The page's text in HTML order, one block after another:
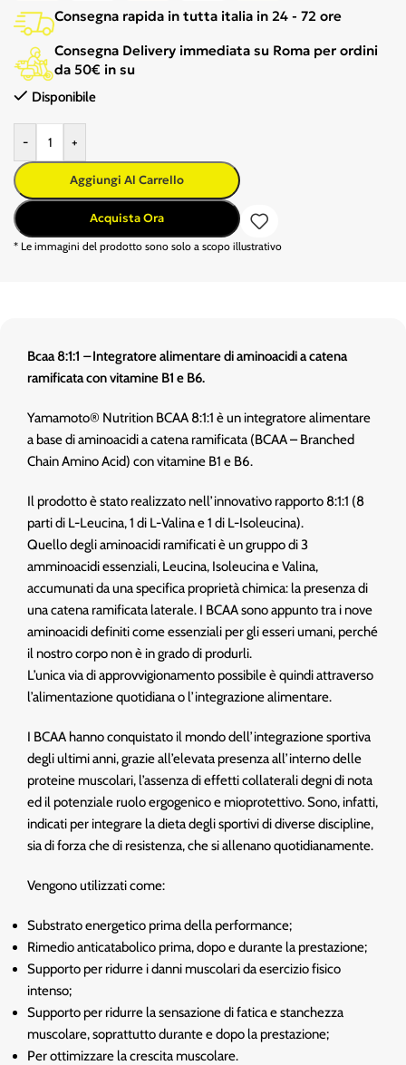
Consegna rapida in tutta italia in 24 - 72 ore
Consegna Delivery immediata su Roma per ordini
da 50€ in su
Disponibile
- +
Aggiungi Al Carrello
Acquista Ora
* Le immagini del prodotto sono solo a scopo illustrativo
Bcaa 8:1:1 –Integratore alimentare di aminoacidi a catena
ramificata con vitamine B1 e B6.
Yamamoto® Nutrition BCAA 8:1:1 è un integratore alimentare
a base di aminoacidi a catena ramificata (BCAA – Branched
Chain Amino Acid) con vitamine B1 e B6.
Il prodotto è stato realizzato nell’innovativo rapporto 8:1:1 (8
parti di L-Leucina, 1 di L-Valina e 1 di L-Isoleucina).
Quello degli aminoacidi ramificati è un gruppo di 3
amminoacidi essenziali, Leucina, Isoleucina e Valina,
accumunati da una specifica proprietà chimica: la presenza di
una catena ramificata laterale. I BCAA sono appunto tra i nove
aminoacidi definiti come essenziali per gli esseri umani, perché
il nostro corpo non è in grado di produrli.
L’unica via di approvvigionamento possibile è quindi attraverso
l’alimentazione quotidiana o l’integrazione alimentare.
I BCAA hanno conquistato il mondo dell’integrazione sportiva
degli ultimi anni, grazie all’elevata presenza all’interno delle
proteine muscolari, l’assenza di effetti collaterali degni di nota
ed il potenziale ruolo ergogenico e mioprotettivo. Sono, infatti,
indicati per integrare la dieta degli sportivi di diverse discipline,
sia di forza che di resistenza, che si allenano quotidianamente.
Vengono utilizzati come:
Substrato energetico prima della performance;
Rimedio anticatabolico prima, dopo e durante la prestazione;
Supporto per ridurre i danni muscolari da esercizio fisico
intenso;
Supporto per ridurre la sensazione di fatica e stanchezza
muscolare, soprattutto durante e dopo la prestazione;
Per ottimizzare la crescita muscolare.